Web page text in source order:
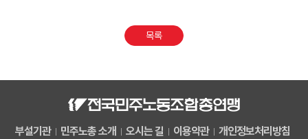
목록
부설기관 민주노총 소개 오시는 길 이용약관 개인정보처리방침